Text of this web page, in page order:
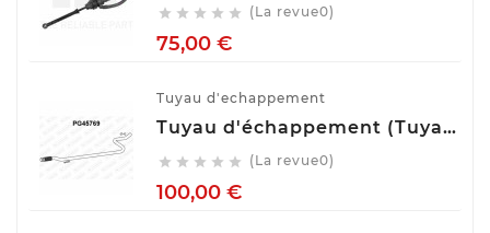
     (La revue0)
75,00 €Prix
Tuyau d'echappement
Tuyau d'échappement (Tuyau d'échappement) VENEPORTE PG45769
     (La revue0)
100,00 €Prix